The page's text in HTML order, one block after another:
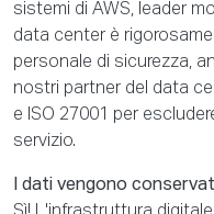
sistemi di AWS, leader
data center è
personale di sicurezza,
nostri partner del data
e ISO 27001 per
servizio.
I dati vengono